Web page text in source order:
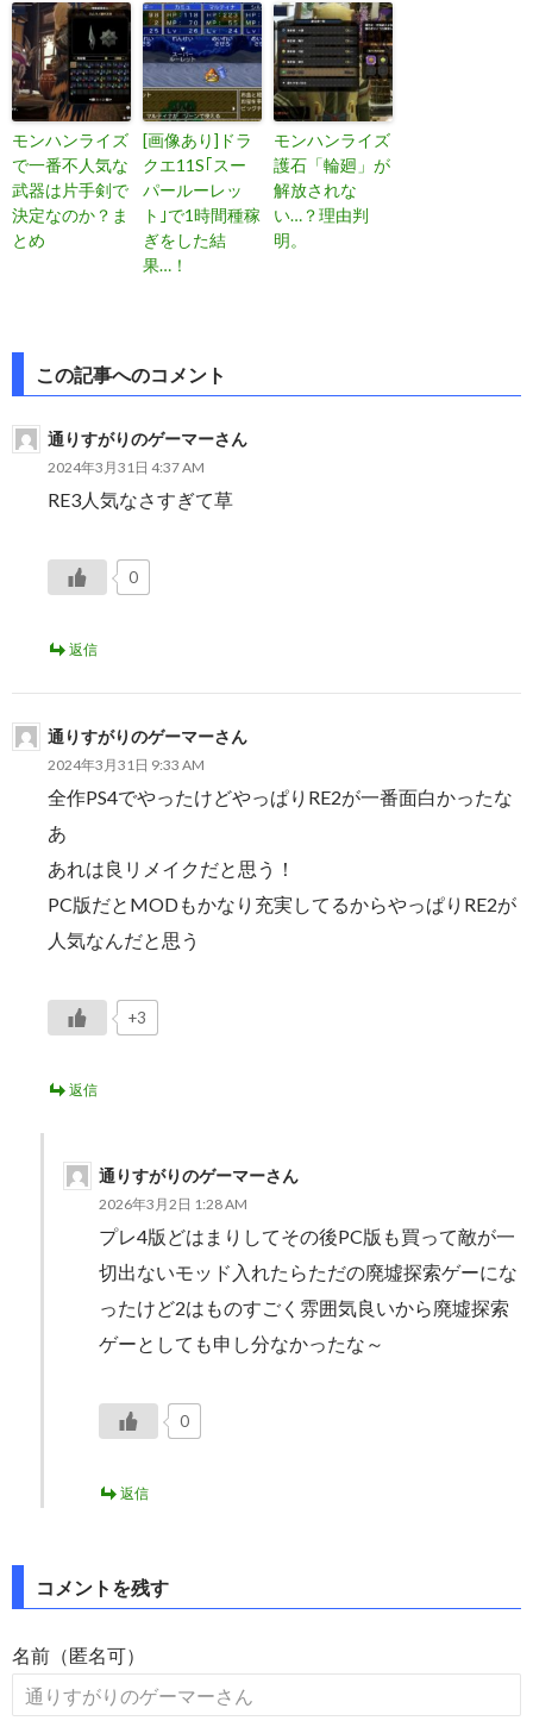
モンハンライズ
で一番不人気な
武器は片手剣で
決定なのか？ま
とめ
[画像あり]ドラ
クエ11S｢スー
パールーレッ
ト｣で1時間種稼
ぎをした結
果…！
モンハンライズ
護石「輪廻」が
解放されな
い…？理由判
明。
投
ナ
ン
この記事へのコメント
通りすがりのゲーマーさん
2024年3月31日 4:37 AM
RE3人気なさすぎて草
0
返信
通りすがりのゲーマーさん
2024年3月31日 9:33 AM
全作PS4でやったけどやっぱりRE2が一番面白かったな
あ
あれは良リメイクだと思う！
PC版だとMODもかなり充実してるからやっぱりRE2が
人気なんだと思う
+3
返信
通りすがりのゲーマーさん
2026年3月2日 1:28 AM
プレ4版どはまりしてその後PC版も買って敵が一
切出ないモッド入れたらただの廃墟探索ゲーにな
ったけど2はものすごく雰囲気良いから廃墟探索
ゲーとしても申し分なかったな～
0
返信
コメントを残す
名前（匿名可）